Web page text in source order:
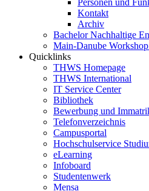
Personen und
Kontakt
Archiv
Bachelor Nachhaltige
Main-Danube
Quicklinks
THWS Homepage
THWS International
IT Service Center
Bibliothek
Bewerbung und
Telefonverzeichnis
Campusportal
Hochschulservice
eLearning
Infoboard
Studentenwerk
Mensa